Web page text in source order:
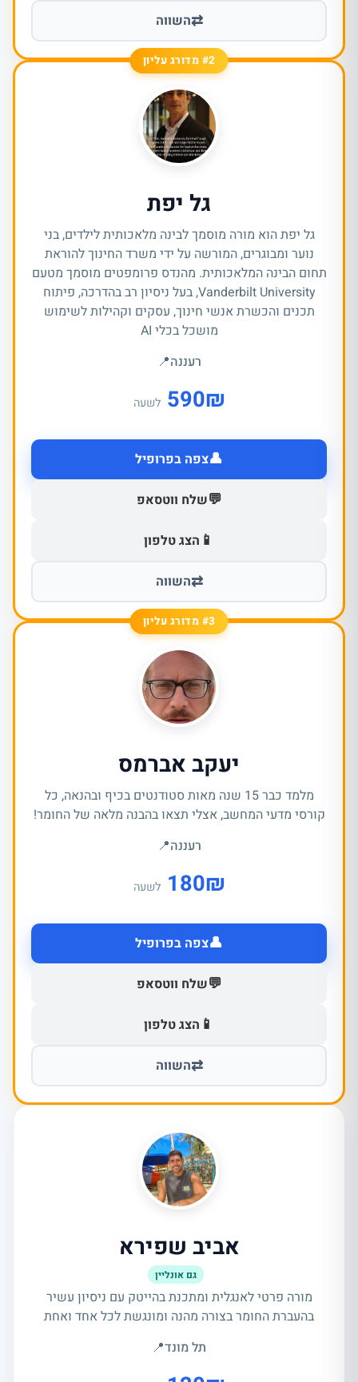
⇄השווה
#2 מדורג עליון
גל יפת
גל יפת הוא מורה מוסמך לבינה מלאכותית לילדים, בני
נוער ומבוגרים, המורשה על ידי משרד החינוך להוראת
תחום הבינה המלאכותית. מהנדס פרומפטים מוסמך מטעם
Vanderbilt University, בעל ניסיון רב בהדרכה, פיתוח
תכנים והכשרת אנשי חינוך, עסקים וקהילות לשימוש
מושכל בכלי AI
רעננה📍
₪
590 לשעה
👤צפה בפרופיל
💬שלח ווטסאפ
📱 הצג טלפון
⇄השווה
#3 מדורג עליון
יעקב אברמס
מלמד כבר 15 שנה מאות סטודנטים בכיף ובהנאה, כל
קורסי מדעי המחשב, אצלי תצאו בהבנה מלאה של החומר!
רעננה📍
₪
180 לשעה
👤צפה בפרופיל
💬שלח ווטסאפ
📱 הצג טלפון
⇄השווה
אביב שפירא
גם אונליין
מורה פרטי לאנגלית ומתכנת בהייטק עם ניסיון עשיר
בהעברת החומר בצורה מהנה ומונגשת לכל אחד ואחת
תל מונד📍